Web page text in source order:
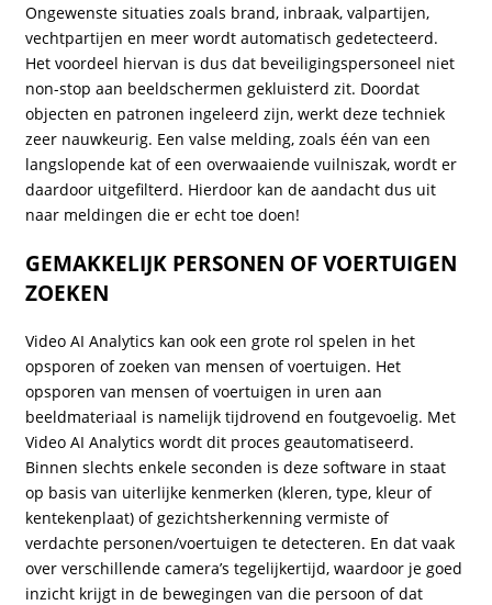
Ongewenste situaties zoals brand, inbraak, valpartijen,
vechtpartijen en meer wordt automatisch gedetecteerd.
Het voordeel hiervan is dus dat beveiligingspersoneel niet
non-stop aan beeldschermen gekluisterd zit. Doordat
objecten en patronen ingeleerd zijn, werkt deze techniek
zeer nauwkeurig. Een valse melding, zoals één van een
langslopende kat of een overwaaiende vuilniszak, wordt er
daardoor uitgefilterd. Hierdoor kan de aandacht dus uit
naar meldingen die er echt toe doen!
GEMAKKELIJK PERSONEN OF VOERTUIGEN
ZOEKEN
Video AI Analytics kan ook een grote rol spelen in het
opsporen of zoeken van mensen of voertuigen. Het
opsporen van mensen of voertuigen in uren aan
beeldmateriaal is namelijk tijdrovend en foutgevoelig. Met
Video AI Analytics wordt dit proces geautomatiseerd.
Binnen slechts enkele seconden is deze software in staat
op basis van uiterlijke kenmerken (kleren, type, kleur of
kentekenplaat) of gezichtsherkenning vermiste of
verdachte personen/voertuigen te detecteren. En dat vaak
over verschillende camera’s tegelijkertijd, waardoor je goed
inzicht krijgt in de bewegingen van die persoon of dat